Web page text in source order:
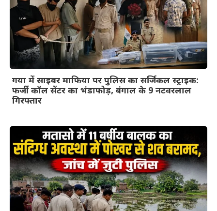
गया में साइबर माफिया पर पुलिस का सर्जिकल स्ट्राइक:
फर्जी कॉल सेंटर का भंडाफोड़, बंगाल के 9 नटवरलाल
गिरफ्तार